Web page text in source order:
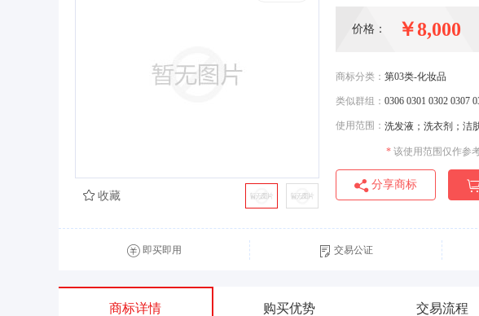
价格： ￥8,000
商标分类： 第03类-化妆品
类似群组： 0306 0301 0302 0307
使用范围： 洗发液；洗衣剂；洁
* 该使用范围仅作参
分享商标
收藏
即买即用 交易公证
商标详情 购买优势 交易流程